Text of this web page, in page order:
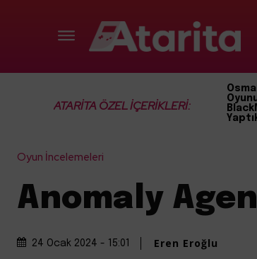
ATARİTA ÖZEL İÇERİKLERİ:
Oyun İncelemeleri
Anomaly
24 Ocak 2024 - 15:01 Eren Eroğlu